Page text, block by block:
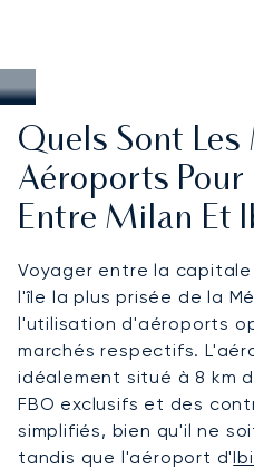
Quels Sont
Aéroports Pour
Entre Milan Et
Voyager entre la
l'île la plus prisée de la
l'utilisation d'aéroports
marchés respectifs.
idéalement situé à 8 km
FBO exclusifs et des
simplifiés, bien qu'il ne
tandis que l'aéroport d'